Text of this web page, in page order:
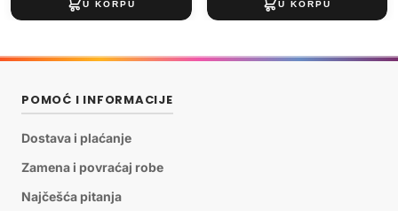
POMOĆ I INFORMACIJE
Dostava i plaćanje
Zamena i povraćaj robe
Najčešća pitanja